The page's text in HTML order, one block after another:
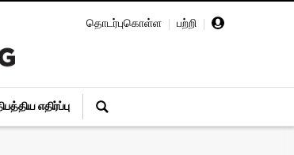
தொடர்புகொள்ள | பற்றி |
எதிர்ப்பு